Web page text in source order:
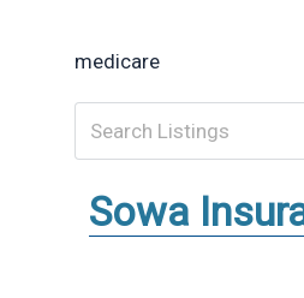
medicare
Sowa